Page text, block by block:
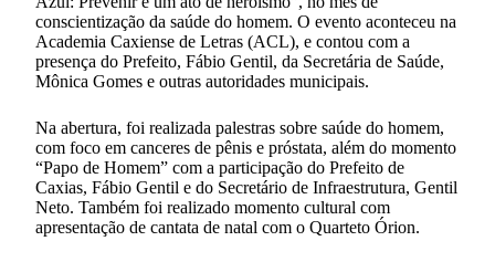
conscientização da saúde do homem. O evento aconteceu na
Academia Caxiense de Letras (ACL), e contou com a
presença do Prefeito, Fábio Gentil, da Secretária de Saúde,
Mônica Gomes e outras autoridades municipais.
Na abertura, foi realizada palestras sobre saúde do homem,
com foco em canceres de pênis e próstata, além do momento
“Papo de Homem” com a participação do Prefeito de
Caxias, Fábio Gentil e do Secretário de Infraestrutura, Gentil
Neto. Também foi realizado momento cultural com
apresentação de cantata de natal com o Quarteto Órion.